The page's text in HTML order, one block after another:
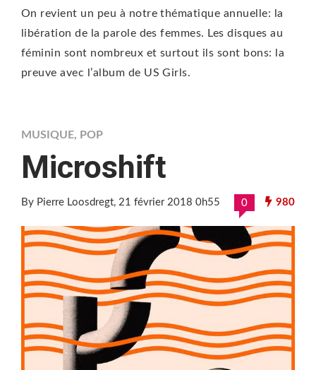
On revient un peu à notre thématique annuelle: la
libération de la parole des femmes. Les disques au
féminin sont nombreux et surtout ils sont bons: la
preuve avec l’album de US Girls.
MUSIQUE, POP
Microshift
By Pierre Loosdregt, 21 février 2018 0h55 0 980